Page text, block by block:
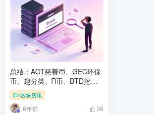
总结：AOT慈善币、GEC环保
币、趣分类、Π币、BTD挖
矿、兼职世界、智天下、耀健
康、天音短视频、本色世界等
项目简短评析
区块资讯
6年前 36